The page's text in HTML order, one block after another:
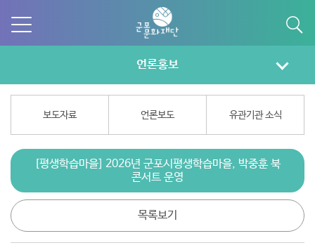
언론홍보
보도자료 언론보도 유관기관 소식
[평생학습마을] 2026년 군포시평생학습마을, 박중훈 북
콘서트 운영
목록보기